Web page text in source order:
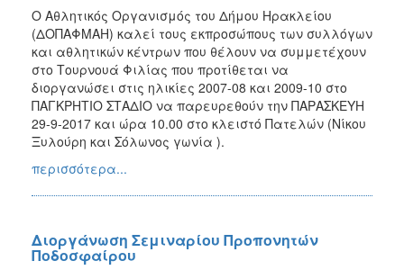
Ο Αθλητικός Οργανισμός του Δήμου Ηρακλείου
(ΔΟΠΑΦΜΑΗ) καλεί τους εκπροσώπους των συλλόγων
και αθλητικών κέντρων που θέλουν να συμμετέχουν
στο Τουρνουά Φιλίας που προτίθεται να
διοργανώσει στις ηλικίες 2007-08 και 2009-10 στο
ΠΑΓΚΡΗΤΙΟ ΣΤΑΔΙΟ να παρευρεθούν την ΠΑΡΑΣΚΕΥΗ
29-9-2017 και ώρα 10.00 στο κλειστό Πατελών (Νίκου
Ξυλούρη και Σόλωνος γωνία ).
περισσότερα...
Διοργάνωση Σεμιναρίου Προπονητών
Ποδοσφαίρου